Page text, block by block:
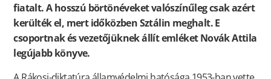
fiatalt. A hosszú börtönéveket valószínűleg csak azért
kerülték el, mert időközben Sztálin meghalt. E
csoportnak és vezetőjüknek állít emléket Novák Attila
legújabb könyve.